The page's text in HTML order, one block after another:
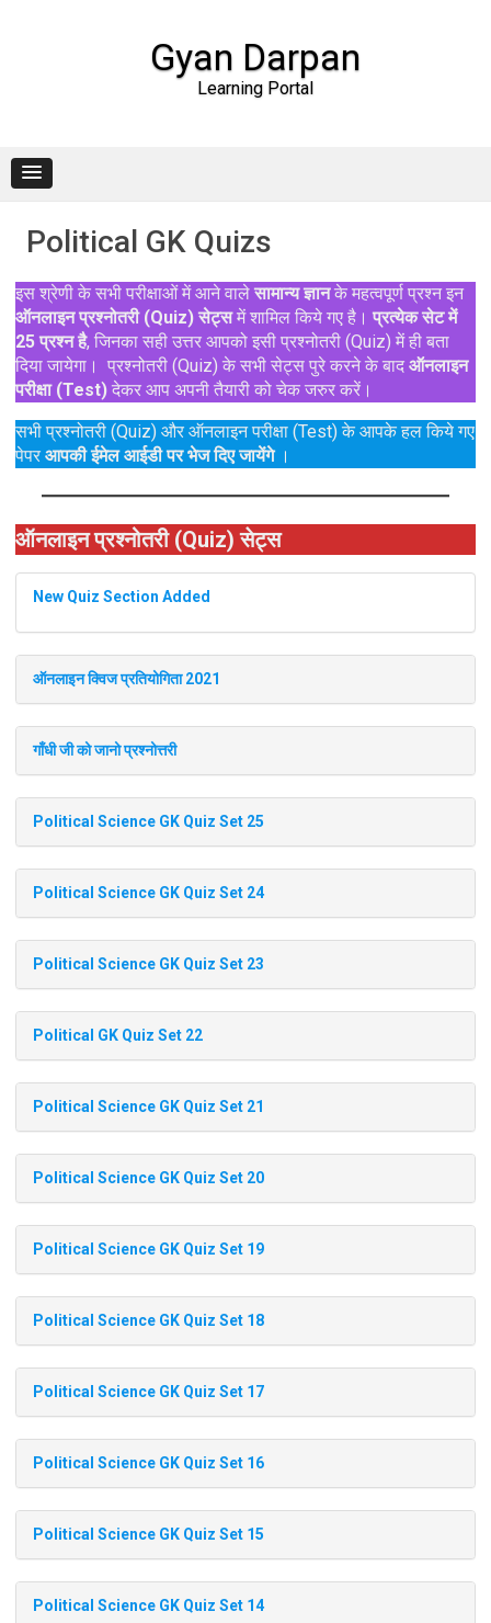
Gyan Darpan
Learning Portal
Political GK Quizs
इस श्रेणी के सभी परीक्षाओं में आने वालेसामान्य ज्ञानके महत्वपूर्ण प्रश्न इन
ऑनलाइन प्रश्नोतरी (Quiz) सेट्समें शामिल किये गए है।प्रत्येक सेट में
25 प्रश्न है, जिनका सही उत्तर आपको इसी प्रश्नोतरी (Quiz) में ही बता
दिया जायेगा। प्रश्नोतरी (Quiz) के सभी सेट्स पुरे करने के बाद ऑनलाइन
परीक्षा (Test) देकर आप अपनी तैयारी को चेक जरुर करें।
सभी प्रश्नोतरी (Quiz) और ऑनलाइन परीक्षा (Test) के आपके हल किये गए
पेपरआपकी ईमेल आईडी पर भेज दिए जायेंगे।
ऑनलाइन प्रश्नोतरी (Quiz) सेट्स
New Quiz Section Added
ऑनलाइन क्विज प्रतियोगिता 2021
गाँधी जी को जानो प्रश्नोत्तरी
Political Science GK Quiz Set 25
Political Science GK Quiz Set 24
Political Science GK Quiz Set 23
Political GK Quiz Set 22
Political Science GK Quiz Set 21
Political Science GK Quiz Set 20
Political Science GK Quiz Set 19
Political Science GK Quiz Set 18
Political Science GK Quiz Set 17
Political Science GK Quiz Set 16
Political Science GK Quiz Set 15
Political Science GK Quiz Set 14